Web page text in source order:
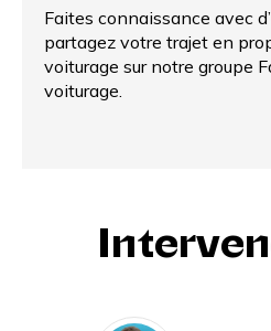
Faites connaissance avec
partagez votre trajet en
voiturage sur notre groupe
voiturage.